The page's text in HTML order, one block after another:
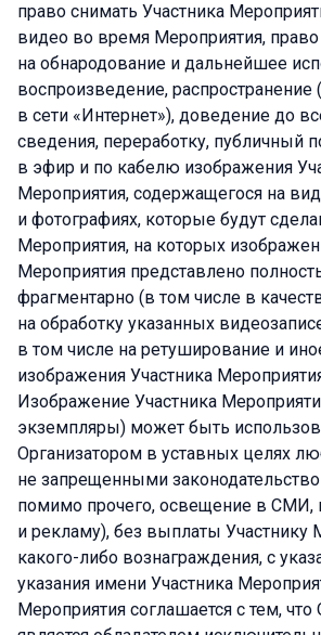
право снимать Участника
видео во время Мероприятия, право
на обнародование и дальнейшее
воспроизведение, распространение
в сети «Интернет»), доведение до
сведения, переработку, публичный
в эфир и по кабелю изображения
Мероприятия, содержащегося на
и фотографиях, которые будут
Мероприятия, на которых
Мероприятия представлено
фрагментарно (в том числе в
на обработку указанных
в том числе на ретуширование и
изображения Участника
Изображение Участника
экземпляры) может быть
Организатором в уставных целях
не запрещенными
помимо прочего, освещение в СМИ,
и рекламу), без выплаты Участнику
какого-либо вознаграждения, с
указания имени Участника
Мероприятия соглашается с тем, что